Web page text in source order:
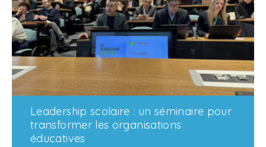
Leadership scolaire : un séminaire pour
transformer les organisations
éducatives